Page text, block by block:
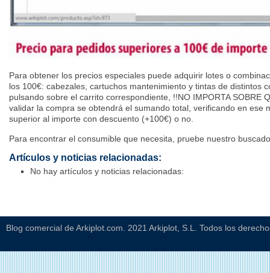
Para obtener los precios especiales puede adquirir lotes o
los 100€: cabezales, cartuchos mantenimiento y tintas de distintos
pulsando sobre el carrito correspondiente, !!NO IMPORTA SOBRE
validar la compra se obtendrá el sumando total, verificando en ese
superior al importe con descuento (+100€) o no.
Para encontrar el consumible que necesita, pruebe nuestro
Artículos y noticias relacionadas:
No hay artículos y noticias relacionadas:
Blog comercial de Arkiplot.com. 2021 Arkiplot, S.L. Todos los